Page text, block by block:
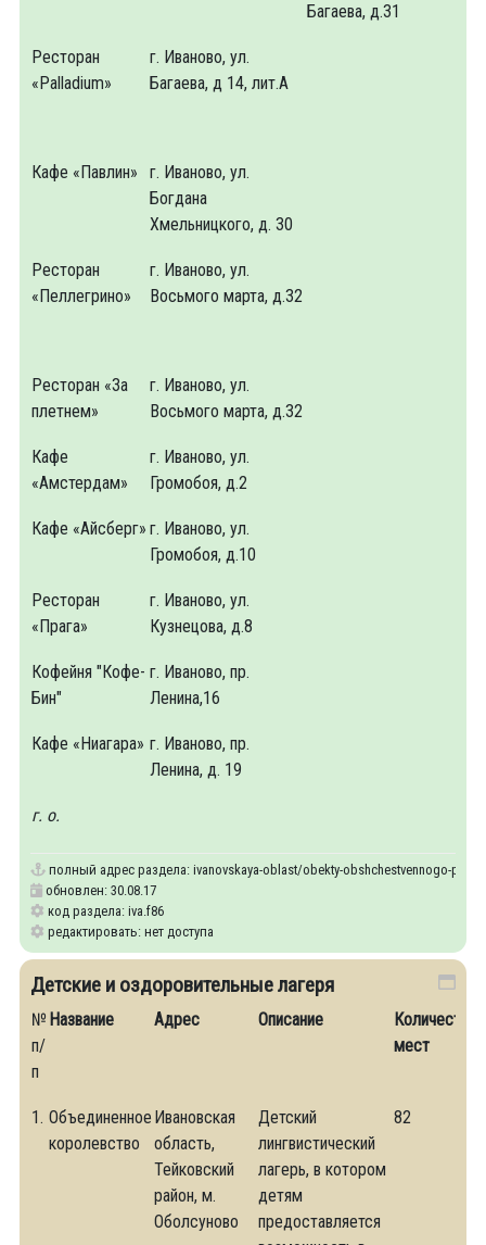
Багаева, д.31
Ресторан
«Palladium»
г. Иваново, ул.
Багаева, д 14, лит.А
Кафе «Павлин»
г. Иваново, ул.
Богдана
Хмельницкого, д. 30
Ресторан
«Пеллегрино»
г. Иваново, ул.
Восьмого марта, д.32
Ресторан «За
плетнем»
г. Иваново, ул.
Восьмого марта, д.32
Кафе
«Амстердам»
г. Иваново, ул.
Громобоя, д.2
Кафе «Айсберг» г. Иваново, ул.
Громобоя, д.10
Ресторан
«Прага»
г. Иваново, ул.
Кузнецова, д.8
Кофейня "Кофе-
Бин"
г. Иваново, пр.
Ленина,16
Кафе «Ниагара» г. Иваново, пр.
Ленина, д. 19
г. о.
полный адрес раздела: ivanovskaya-oblast/obekty-obshchestvennogo-
обновлен: 30.08.17
код раздела: iva.f86
редактировать: нет доступа
Детские и оздоровительные лагеря
№
п/
п
Название Адрес Описание
Количество
мест
1. Объединенное
королевство
Ивановская
область,
Тейковский
район, м.
Оболсуново
Детский
лингвистический
лагерь, в котором
детям
предоставляется
82